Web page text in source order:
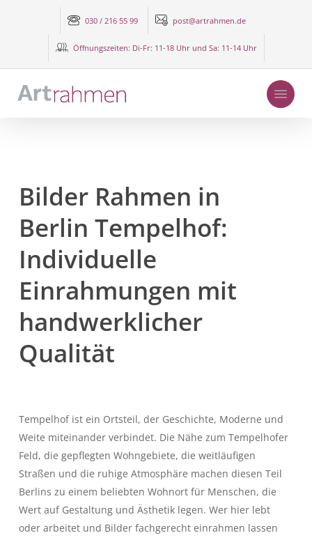
030 / 216 55 99 post@artrahmen.de
Öffnungszeiten: Di-Fr: 11-18 Uhr und Sa: 11-14 Uhr
Menü
Bilder Rahmen in
Berlin Tempelhof:
Individuelle
Einrahmungen mit
handwerklicher
Qualität
Tempelhof ist ein Ortsteil, der Geschichte, Moderne und
Weite miteinander verbindet. Die Nähe zum Tempelhofer
Feld, die gepflegten Wohngebiete, die weitläufigen
Straßen und die ruhige Atmosphäre machen diesen Teil
Berlins zu einem beliebten Wohnort für Menschen, die
Wert auf Gestaltung und Ästhetik legen. Wer hier lebt
oder arbeitet und Bilder fachgerecht einrahmen lassen